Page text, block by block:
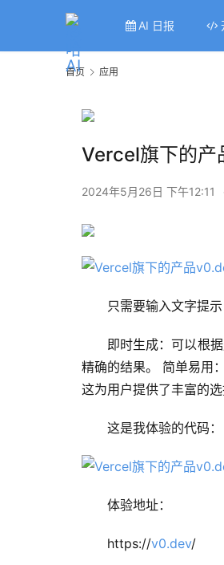
AI 日报
首页 应用
Vercel旗下的产
2024年5月26日 下午12:11
只需要输入文字提
即时生成：可以根
精确的结果。 简单易用
这为用户提供了丰富的选
这是我体验的代码：
体验地址：
https://v0.dev/